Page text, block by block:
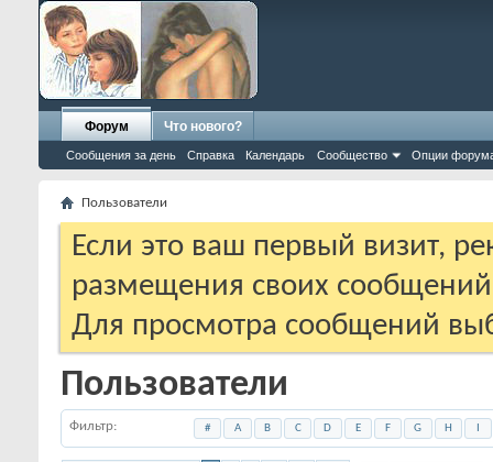
Форум
Сообщения за день Справка Календарь Сообщество Опции
Что нового?
Пользователи
Если это ваш первый визит,
размещения своих
Для просмотра сообщений
Пользователи
Фильтр # A B C D E F G H